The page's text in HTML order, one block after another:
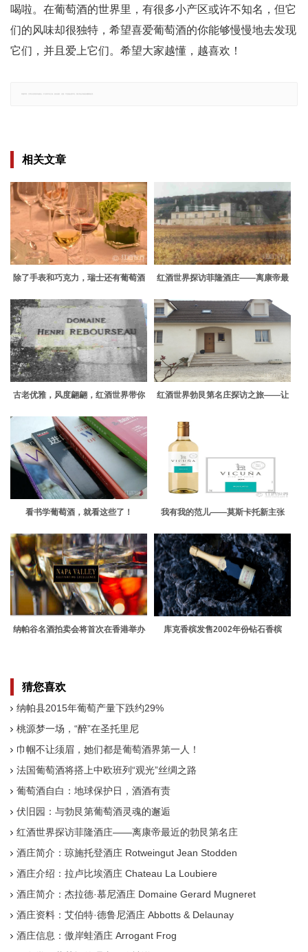
喝啦。在葡萄酒的世界里，有很多小产区或许不知名，但它
们的风味却很独特，希望喜爱葡萄酒的你能够慢慢地去发现
它们，并且爱上它们。希望大家越懂，越喜欢！
相关文章
除了手表和巧克力，瑞士还有葡萄酒
红酒世界探访菲隆酒庄——离康帝最
古老优雅，风度翩翩，红酒世界带你
红酒世界勃艮第名庄探访之旅——让
看书学葡萄酒，就看这些了！ 我有我的范儿——莫斯卡托新主张
纳帕谷名酒拍卖会将首次在香港举办 库克香槟发售2002年份钻石香槟
猜您喜欢
纳帕县2015年葡萄产量下跌约29%
桃源梦一场，“醉”在圣托里尼
巾帼不让须眉，她们都是葡萄酒界第一人！
法国葡萄酒将搭上中欧班列“观光”丝绸之路
葡萄酒自白：地球保护日，酒酒有责
伏旧园：与勃艮第葡萄酒灵魂的邂逅
红酒世界探访菲隆酒庄——离康帝最近的勃艮第名庄
酒庄简介：琼施托登酒庄 Rotweingut Jean Stodden
酒庄介绍：拉卢比埃酒庄 Chateau La Loubiere
酒庄简介：杰拉德·慕尼酒庄 Domaine Gerard Mugneret
酒庄资料：艾伯特·德鲁尼酒庄 Abbotts & Delaunay
酒庄信息：傲岸蛙酒庄 Arrogant Frog